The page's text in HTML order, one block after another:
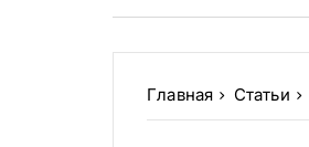
Главная Статьи